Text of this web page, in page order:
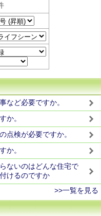
など必要ですか。
か。
点検が必要ですか。
か。
ないのはどんな住宅で
けるのですか
>>一覧を見る